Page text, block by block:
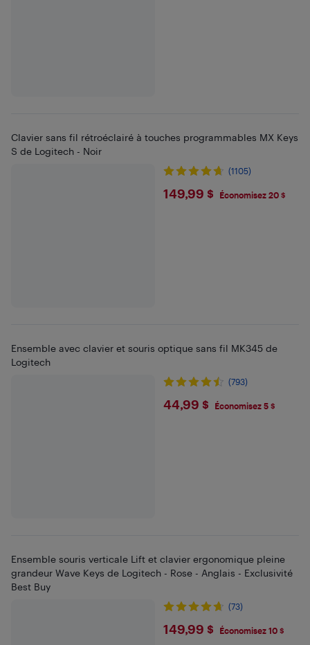
Clavier sans fil rétroéclairé à touches programmables MX Keys
S de Logitech - Noir
(1105)
$149.99
149,99 $ Économisez 20 $
Ensemble avec clavier et souris optique sans fil MK345 de
Logitech
(793)
$44.99
44,99 $ Économisez 5 $
Ensemble souris verticale Lift et clavier ergonomique pleine
grandeur Wave Keys de Logitech - Rose - Anglais - Exclusivité
Best Buy
(73)
$149.99
149,99 $ Économisez 10 $